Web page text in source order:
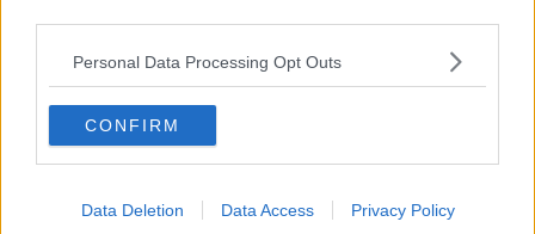
Personal Data Processing Opt Outs
CONFIRM
Data Deletion Data Access Privacy Policy